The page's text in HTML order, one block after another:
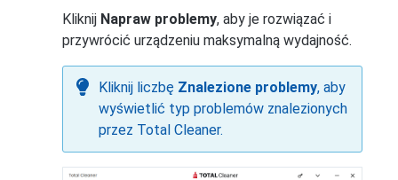
Kliknij Napraw problemy, aby je rozwiązać i
przywrócić urządzeniu maksymalną wydajność.
Kliknij liczbę Znalezione problemy, aby
wyświetlić typ problemów znalezionych
przez Total Cleaner.